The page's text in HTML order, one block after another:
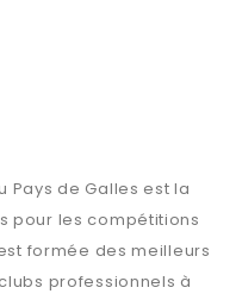
Pays de Galles est la
pour les compétitions
formée des meilleurs
professionnels à